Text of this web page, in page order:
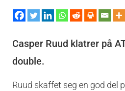
Casper Ruud klatrer på
double.
Ruud skaffet seg en god del